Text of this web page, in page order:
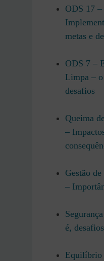
ODS 17 –
metas e
ODS 7 –
Limpa – o
desafios
Queima
–
Gestão
–
é,
Equilíbrio